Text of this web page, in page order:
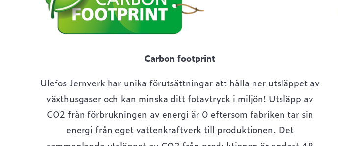
Carbon footprint
Ulefos Jernverk har unika förutsättningar att hålla ner utsläppet av
växthusgaser och kan minska ditt fotavtryck i miljön! Utsläpp av
CO2 från förbrukningen av energi är 0 eftersom fabriken tar sin
energi från eget vattenkraftverk till produktionen. Det